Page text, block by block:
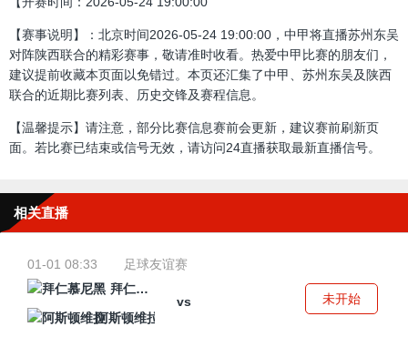
【赛事说明】：北京时间2026-05-24 19:00:00，中甲将直播苏州东吴
对阵陕西联合的精彩赛事，敬请准时收看。热爱中甲比赛的朋友们，
建议提前收藏本页面以免错过。本页还汇集了中甲、苏州东吴及陕西
联合的近期比赛列表、历史交锋及赛程信息。
【温馨提示】请注意，部分比赛信息赛前会更新，建议赛前刷新页
面。若比赛已结束或信号无效，请访问24直播获取最新直播信号。
相关直播
01-01 08:33
足球友谊赛
拜仁慕尼黑
vs
阿斯顿维拉
未开始